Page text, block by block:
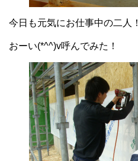
今日も元気にお仕事中の二人！
おーい(*^^)v呼んでみた！